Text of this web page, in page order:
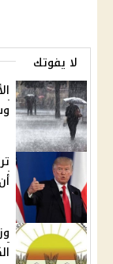
لا يفوتك